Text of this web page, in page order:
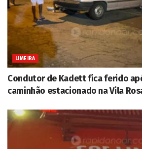
LIMEIRA
Condutor de Kadett fica ferido
caminhão estacionado na Vila